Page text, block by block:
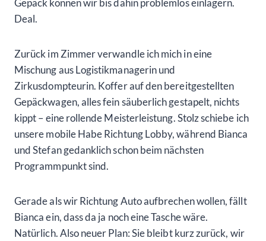
Gepäck können wir bis dahin problemlos einlagern.
Deal.
Zurück im Zimmer verwandle ich mich in eine
Mischung aus Logistikmanagerin und
Zirkusdompteurin. Koffer auf den bereitgestellten
Gepäckwagen, alles fein säuberlich gestapelt, nichts
kippt – eine rollende Meisterleistung. Stolz schiebe ich
unsere mobile Habe Richtung Lobby, während Bianca
und Stefan gedanklich schon beim nächsten
Programmpunkt sind.
Gerade als wir Richtung Auto aufbrechen wollen, fällt
Bianca ein, dass da ja noch eine Tasche wäre.
Natürlich. Also neuer Plan: Sie bleibt kurz zurück, wir